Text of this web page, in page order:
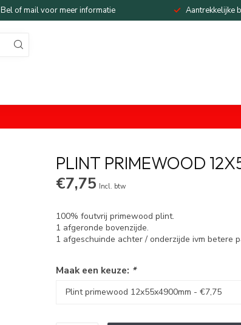
Bel of mail voor meer informatie Aantrekkelijke
PLINT PRIMEWOOD
€7,75 Incl. btw
100% foutvrij primewood plint.
1 afgeronde bovenzijde.
1 afgeschuinde achter / onderzijde ivm betere
Maak een keuze: *